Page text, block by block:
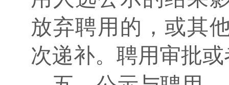
放弃聘用的，或其
次递补。聘用审批